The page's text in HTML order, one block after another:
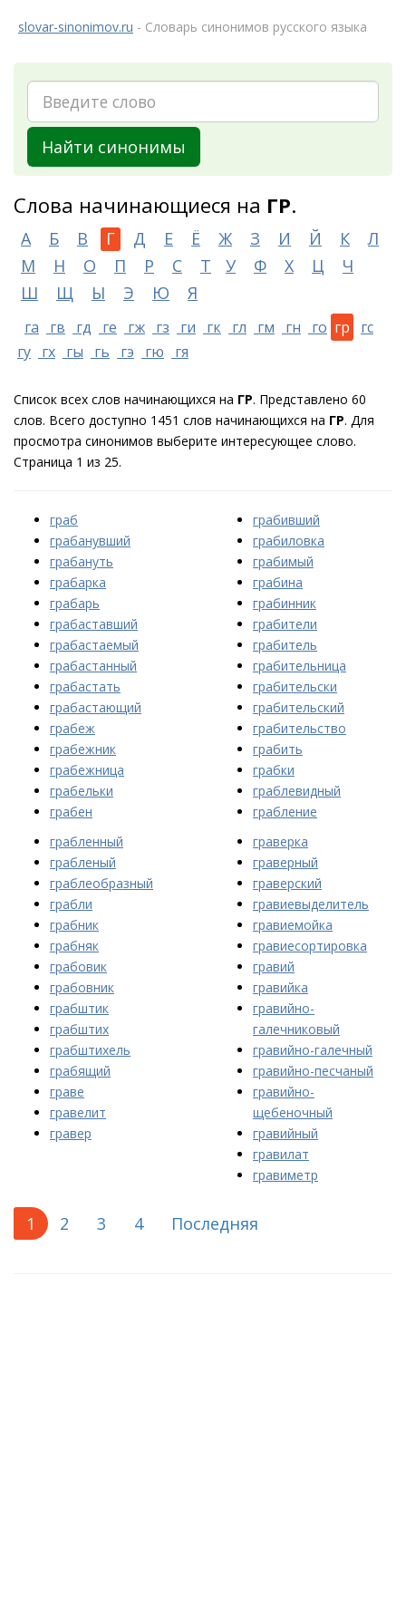
slovar-sinonimov.ru - Словарь синонимов русского языка
Найти синонимы
Слова начинающиеся на ГР.
А Б В Г Д Е Ё Ж З И Й К
Л
М
Н О П Р С Т У Ф Х Ц
Ч
Ш
Щ Ы Э Ю Я
га гв гд ге гж гз ги гк гл гм гн го гр
гс
гу гх гы гь гэ гю гя
Список всех слов начинающихся на ГР. Представлено 60
слов. Всего доступно 1451 слов начинающихся на ГР. Для
просмотра синонимов выберите интересующее слово.
Страница 1 из 25.
граб
грабанувший
грабануть
грабарка
грабарь
грабаставший
грабастаемый
грабастанный
грабастать
грабастающий
грабеж
грабежник
грабежница
грабельки
грабен
грабивший
грабиловка
грабимый
грабина
грабинник
грабители
грабитель
грабительница
грабительски
грабительский
грабительство
грабить
грабки
граблевидный
грабление
грабленный
грабленый
граблеобразный
грабли
грабник
грабняк
грабовик
грабовник
грабштик
грабштих
грабштихель
грабящий
граве
гравелит
гравер
граверка
граверный
граверский
гравиевыделитель
гравиемойка
гравиесортировка
гравий
гравийка
гравийно-
галечниковый
гравийно-галечный
гравийно-песчаный
гравийно-
щебеночный
гравийный
гравилат
гравиметр
1 2 3 4 Последняя